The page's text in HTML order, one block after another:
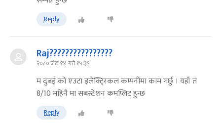
Reply
Raj????????????????
२०८० जेठ १४ गते १५:३९
म दुबई को एउटा इलेक्टि्रकल कम्पनीमा काम गर्छु । यहाँ त
8/10 महिनै मा सबस्टेशन कमप्लिट हुन्छ
Reply